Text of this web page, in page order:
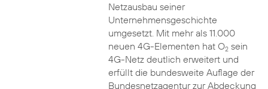
Netzausbau seiner
Unternehmensgeschichte
umgesetzt. Mit mehr als 11.000
neuen 4G-Elementen hat O2sein
4G-Netz deutlich erweitert und
erfüllt die bundesweite Auflage der
Bundesnetzagentur zur Abdeckung